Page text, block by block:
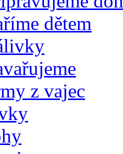
dětem
z vajec